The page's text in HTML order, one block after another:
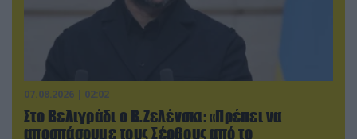
07.08.2026 | 02:02
Στο Βελιγράδι ο Β.Ζελένσκι: «Πρέπει να
αποσπάσουμε τους Σέρβους από το